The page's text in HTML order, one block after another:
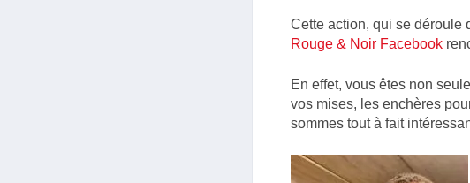
Cette action, qui se déroule
Rouge & Noir Facebook
En effet, vous êtes non
vos mises, les enchères
sommes tout à fait